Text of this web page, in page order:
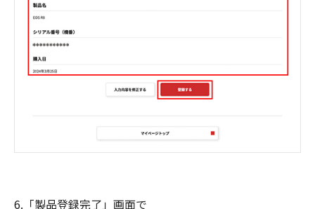
6.「製品登録完了」画面で